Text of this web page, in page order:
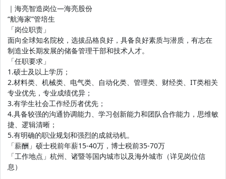
｜海亮智造岗位—海亮股份
“航海家”管培生
「岗位职责」
面向全球知名院校，选拔品格良好，具备良好素质与潜质，有志在
制造业长期发展的储备管理干部和技术人才。
「任职要求」
1.硕士及以上学历；
2.材料类、机械类、电气类、自动化类、管理类、财经类、IT类相关
专业优先，专业成绩优异；
3.有学生社会工作经历者优先；
4.具备较强的沟通协调能力、学习创新能力和团队合作能力，思维敏
捷、逻辑清晰；
5.有明确的职业规划和强烈的成就动机。
「薪酬」硕士税前年薪15-40万，博士税前35-70万
「工作地点」杭州、诸暨等国内城市以及海外城市（详见岗位信
息）